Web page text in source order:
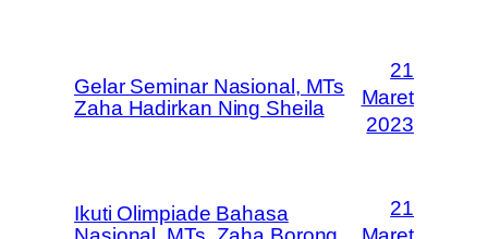
Gelar Seminar Nasional, MTs
Zaha Hadirkan Ning Sheila
21
Maret
2023
Ikuti Olimpiade Bahasa
21